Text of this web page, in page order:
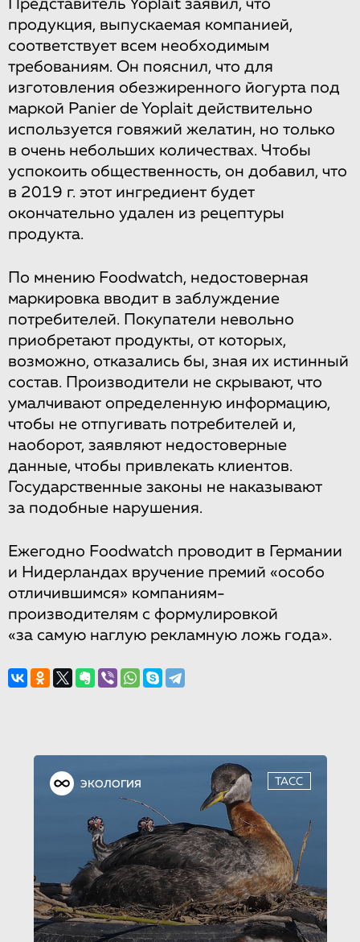
Представитель Yoplait заявил, что
продукция, выпускаемая компанией,
соответствует всем необходимым
требованиям. Он пояснил, что для
изготовления обезжиренного йогурта под
маркой Panier de Yoplait действительно
используется говяжий желатин, но только
в очень небольших количествах. Чтобы
успокоить общественность, он добавил, что
в 2019 г. этот ингредиент будет
окончательно удален из рецептуры
продукта.
По мнению Foodwatch, недостоверная
маркировка вводит в заблуждение
потребителей. Покупатели невольно
приобретают продукты, от которых,
возможно, отказались бы, зная их истинный
состав. Производители не скрывают, что
умалчивают определенную информацию,
чтобы не отпугивать потребителей и,
наоборот, заявляют недостоверные
данные, чтобы привлекать клиентов.
Государственные законы не наказывают
за подобные нарушения.
Ежегодно Foodwatch проводит в Германии
и Нидерландах вручение премий «особо
отличившимся» компаниям-
производителям с формулировкой
«за самую наглую рекламную ложь года».
ЭКОЛОГИЯ ТАСС